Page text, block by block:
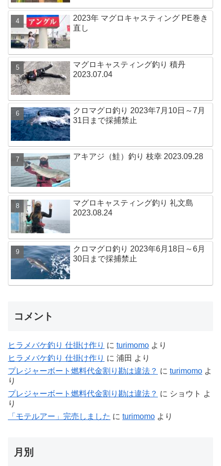
2023年 マグロキャスティング PE巻き
直し
マグロキャスティング釣り 積丹
2023.07.04
クロマグロ釣り 2023年7月10日～7月
31日まで採捕禁止
アキアジ（鮭）釣り 枝幸 2023.09.28
マグロキャスティング釣り 礼文島
2023.08.24
クロマグロ釣り 2023年6月18日～6月
30日まで採捕禁止
コメント
ヒラメバケ釣り 仕掛け作り に turimomo より
ヒラメバケ釣り 仕掛け作り に 浦田 より
プレジャーボート燃料代金割り勘は違法？ に turimomo よ
り
プレジャーボート燃料代金割り勘は違法？ に ショウト よ
り
「モテルアー」完売しました に turimomo より
月別